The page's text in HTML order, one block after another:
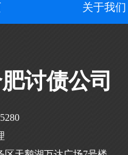
关于我们
讨债公司